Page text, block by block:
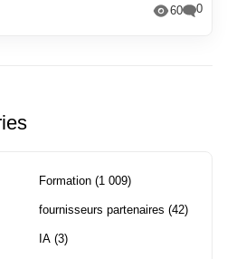
60 0
Formation (1 009)
fournisseurs partenaires (42)
IA (3)